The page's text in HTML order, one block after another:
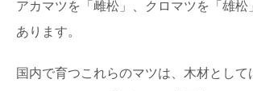
アカマツを「雌松」、クロマツを「雄松
あります。
国内で育つこれらのマツは、木材として